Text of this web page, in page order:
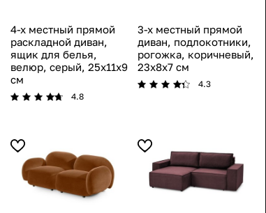
4-х местный прямой
раскладной диван,
ящик для белья,
велюр, серый, 25x11x9
см
4.8
3-х местный прямой
диван, подлокотники,
рогожка, коричневый,
23x8x7 см
4.3